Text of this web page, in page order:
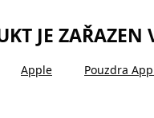
JE
Apple Pouzdra